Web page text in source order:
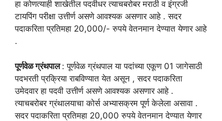
हा कोणत्याही शाखेतील पदवीधर त्याचबरोबर मराठी व इंग्रजी
टायपिंग परीक्षा उत्तीर्ण असणे आवश्यक असणार आहे . सदर
पदाकरिता प्रतिमहा 20,000/- रुपये वेतनमान देण्यात येणार आहे
.
पूर्णवेळ ग्रंथपाल : पूर्णवेळ ग्रंथपाल या पदांच्या एकूण 01 जागेसाठी
पदभरती प्रक्रिया राबविण्यात येत असून , सदर पदाकरिता
उमेदवार हा पदवी उत्तीर्ण असणे आवश्यक असणार आहे .
त्याचबरोबर ग्रंथालयाचा कोर्स अभ्यासक्रम पूर्ण केलेला असावा .
सदर पदाकरिता प्रतिमहा 20,000 रुपये वेतनमान देण्यात येणार